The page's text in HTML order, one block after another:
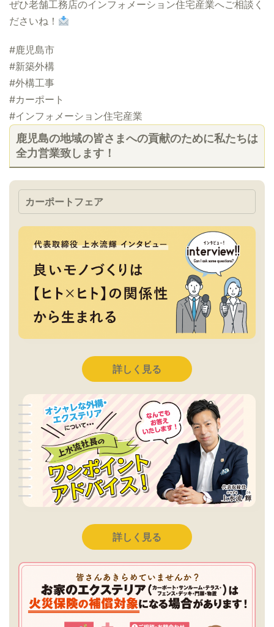
ぜひ老舗工務店のインフォメーション住宅産業へご相談く
ださいね！
#鹿児島市
#新築外構
#外構工事
#カーポート
#インフォメーション住宅産業
鹿児島の地域の皆さまへの貢献のために私たちは
全力営業致します！
カーポートフェア
詳しく見る
詳しく見る